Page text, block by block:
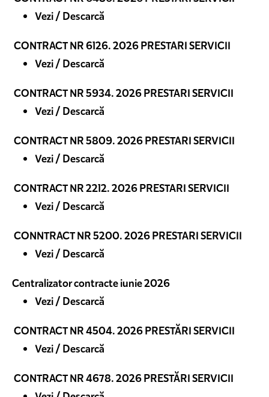
Vezi / Descarcă
CONTRACT NR 6126. 2026 PRESTARI SERVICII
Vezi / Descarcă
CONTRACT NR 5934. 2026 PRESTARI SERVICII
Vezi / Descarcă
CONTRACT NR 5809. 2026 PRESTARI SERVICII
Vezi / Descarcă
CONTRACT NR 2212. 2026 PRESTARI SERVICII
Vezi / Descarcă
CONNTRACT NR 5200. 2026 PRESTARI SERVICII
Vezi / Descarcă
Centralizator contracte iunie 2026
Vezi / Descarcă
CONTRACT NR 4504. 2026 PRESTĂRI SERVICII
Vezi / Descarcă
CONTRACT NR 4678. 2026 PRESTĂRI SERVICII